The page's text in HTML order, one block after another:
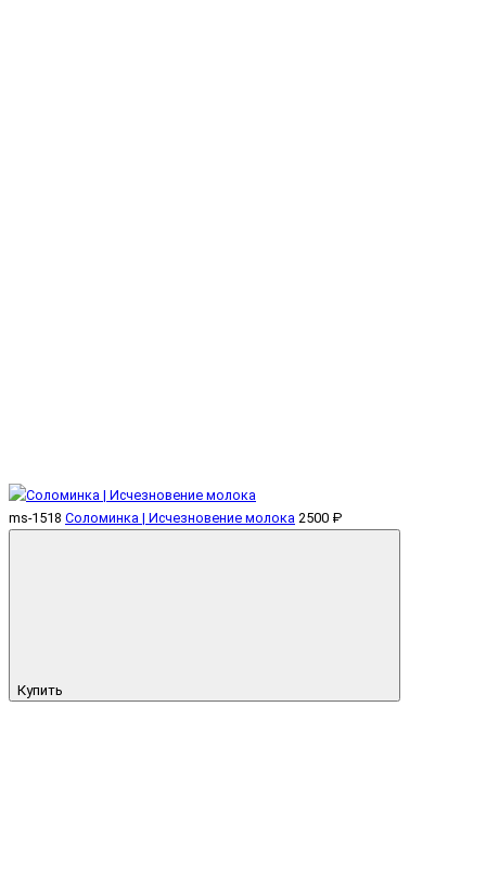
ms-1518 Соломинка | Исчезновение молока 2500 ₽
Купить